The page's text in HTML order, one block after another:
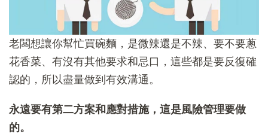
老闆想讓你幫忙買碗麵，是微辣還是不辣、要不要蔥
花香菜、有沒有其他要求和忌口，這些都是要反復確
認的，所以盡量做到有效溝通。
永遠要有第二方案和應對措施，這是風險管理要做
的。